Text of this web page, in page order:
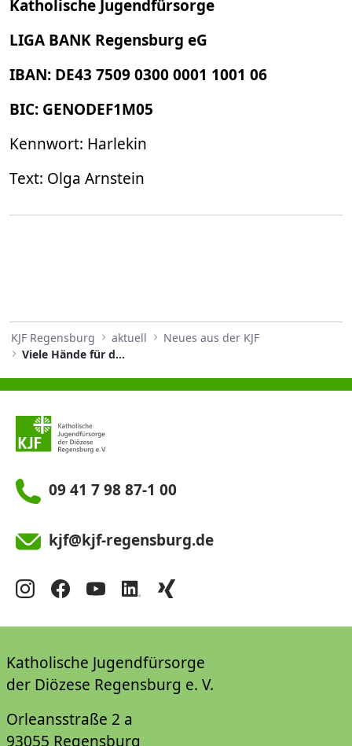
Katholische Jugendfürsorge
LIGA BANK Regensburg eG
IBAN: DE43 7509 0300 0001 1001 06
BIC: GENODEF1M05
Kennwort: Harlekin
Text: Olga Arnstein
KJF Regensburg aktuell
Neues aus der KJF
Viele Hände für den guten Zweck
09 41 7 98 87-1 00
kjf@kjf-regensburg.de
Katholische Jugendfürsorge
der Diözese Regensburg e. V.
Orleansstraße 2 a
93055 Regensburg